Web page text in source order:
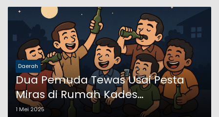
Daerah
Dua Pemuda Tewas Usai Pesta
Miras di Rumah Kades
Temenggungan Probolinggo
1 Mei 2025